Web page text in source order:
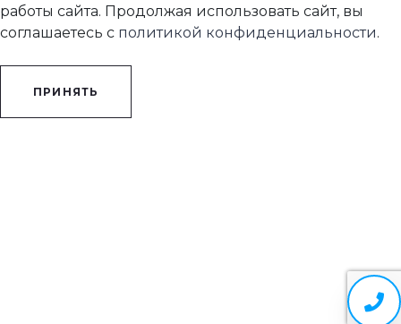
работы сайта. Продолжая использовать сайт, вы
соглашаетесь с политикой конфиденциальности.
ПРИНЯТЬ